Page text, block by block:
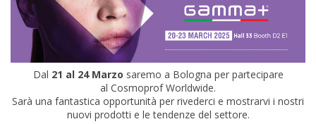
Dal 21 al 24 Marzo saremo a Bologna per partecipare
al Cosmoprof Worldwide.
Sarà una fantastica opportunità per rivederci e mostrarvi i nostri
nuovi prodotti e le tendenze del settore.